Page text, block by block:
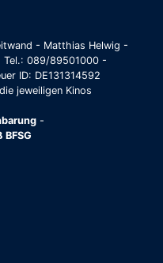
- Matthias Helwig -
Tel.: 089/89501000 -
ID: DE131314592
jeweiligen Kinos
-